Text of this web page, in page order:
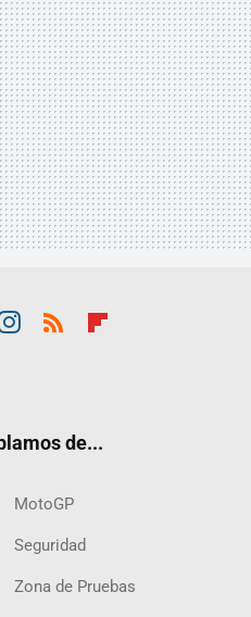
de...
MotoGP
Seguridad
Zona de Pruebas